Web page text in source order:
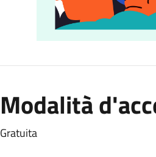
Modalità
Gratuita